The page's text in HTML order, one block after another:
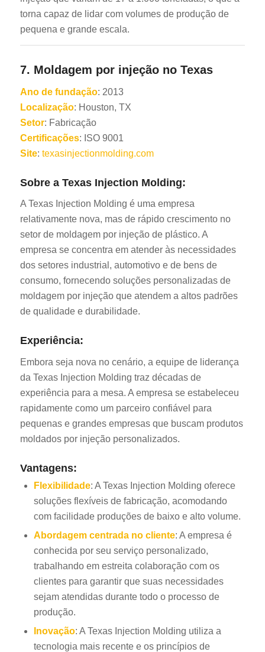
torna capaz de lidar com volumes de produção de
pequena e grande escala.
7. Moldagem por injeção no Texas
Ano de fundação: 2013
Localização: Houston, TX
Setor: Fabricação
Certificações: ISO 9001
Site: texasinjectionmolding.com
Sobre a Texas Injection Molding:
A Texas Injection Molding é uma empresa
relativamente nova, mas de rápido crescimento no
setor de moldagem por injeção de plástico. A
empresa se concentra em atender às necessidades
dos setores industrial, automotivo e de bens de
consumo, fornecendo soluções personalizadas de
moldagem por injeção que atendem a altos padrões
de qualidade e durabilidade.
Experiência:
Embora seja nova no cenário, a equipe de liderança
da Texas Injection Molding traz décadas de
experiência para a mesa. A empresa se estabeleceu
rapidamente como um parceiro confiável para
pequenas e grandes empresas que buscam produtos
moldados por injeção personalizados.
Vantagens:
Flexibilidade: A Texas Injection Molding oferece
soluções flexíveis de fabricação, acomodando
com facilidade produções de baixo e alto volume.
Abordagem centrada no cliente: A empresa é
conhecida por seu serviço personalizado,
trabalhando em estreita colaboração com os
clientes para garantir que suas necessidades
sejam atendidas durante todo o processo de
produção.
Inovação: A Texas Injection Molding utiliza a
tecnologia mais recente e os princípios de